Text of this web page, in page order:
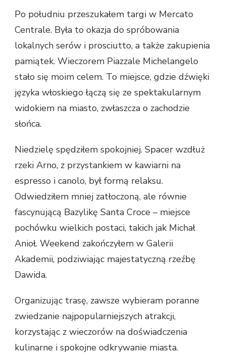
Po południu przeszukałem targi w Mercato
Centrale. Była to okazja do spróbowania
lokalnych serów i prosciutto, a także zakupienia
pamiątek. Wieczorem Piazzale Michelangelo
stało się moim celem. To miejsce, gdzie dźwięki
języka włoskiego łączą się ze spektakularnym
widokiem na miasto, zwłaszcza o zachodzie
słońca.
Niedzielę spędziłem spokojniej. Spacer wzdłuż
rzeki Arno, z przystankiem w kawiarni na
espresso i canolo, był formą relaksu.
Odwiedziłem mniej zatłoczoną, ale równie
fascynującą Bazylikę Santa Croce – miejsce
pochówku wielkich postaci, takich jak Michał
Anioł. Weekend zakończyłem w Galerii
Akademii, podziwiając majestatyczną rzeźbę
Dawida.
Organizując trasę, zawsze wybieram poranne
zwiedzanie najpopularniejszych atrakcji,
korzystając z wieczorów na doświadczenia
kulinarne i spokojne odkrywanie miasta.